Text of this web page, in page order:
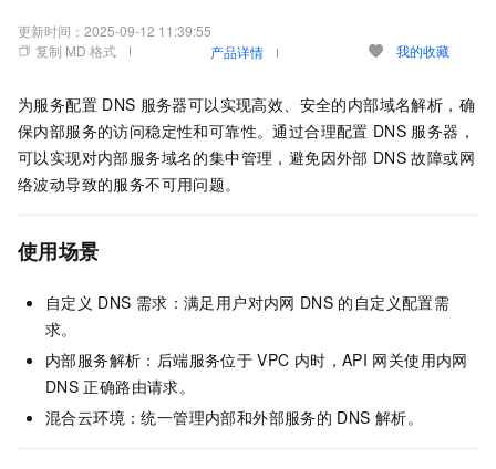
更新时间： 2025-09-12 11:39:55
复制 MD 格式
产品详情 我的收藏
为服务配置 DNS 服务器可以实现高效、安全的内部域名解析，确
保内部服务的访问稳定性和可靠性。通过合理配置 DNS 服务器，
可以实现对内部服务域名的集中管理，避免因外部 DNS 故障或网
络波动导致的服务不可用问题。
使用场景
自定义 DNS 需求：满足用户对内网 DNS 的自定义配置需
求。
内部服务解析：后端服务位于 VPC 内时，API 网关使用内网
DNS 正确路由请求。
混合云环境：统一管理内部和外部服务的 DNS 解析。